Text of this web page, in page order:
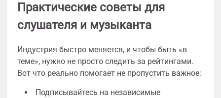
Практические советы для
слушателя и музыканта
Индустрия быстро меняется, и чтобы быть «в
теме», нужно не просто следить за рейтингами.
Вот что реально помогает не пропустить важное:
Подписывайтесь на независимые